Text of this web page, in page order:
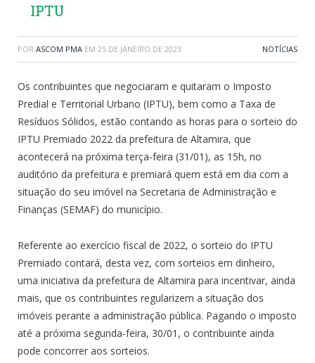
IPTU
POR ASCOM PMA EM 25 DE JANEIRO DE 2023 NOTÍCIAS
Os contribuintes que negociaram e quitaram o Imposto
Predial e Territorial Urbano (IPTU), bem como a Taxa de
Resíduos Sólidos, estão contando as horas para o sorteio do
IPTU Premiado 2022 da prefeitura de Altamira, que
acontecerá na próxima terça-feira (31/01), as 15h, no
auditório da prefeitura e premiará quem está em dia com a
situação do seu imóvel na Secretaria de Administração e
Finanças (SEMAF) do município.
Referente ao exercício fiscal de 2022, o sorteio do IPTU
Premiado contará, desta vez, com sorteios em dinheiro,
uma iniciativa da prefeitura de Altamira para incentivar, ainda
mais, que os contribuintes regularizem a situação dos
imóveis perante a administração pública. Pagando o imposto
até a próxima segunda-feira, 30/01, o contribuinte ainda
pode concorrer aos sorteios.